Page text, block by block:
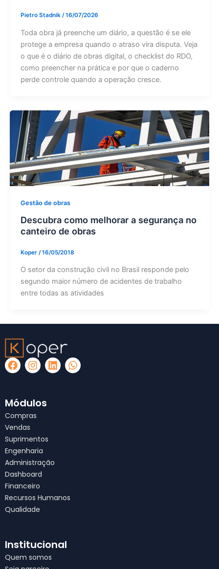
Pietro Stadnik /16/07/2026
Toda obra já preenche um diário, a questão é se ele
protege a empresa quando o atraso vira disputa. Veja
o que é o diário de obras digital, o checklist do RDO,
como preencher na prática e por que o caderno
perde controle quando a operação cresce.
Gestão de obras
Descubra como melhorar a segurança no
canteiro de obras
Koper /16/05/2018
O setor da construção civil no Brasil responde pelo
segundo maior número de acidentes de trabalho
entre todas as atividades
F
a
b
o
k
I
n
a
r
m
L
i
W
h
Módulos
Compras
Vendas
Suprimentos
Engenharia
Administração
Dashboard
Financeiro
Recursos Humanos
Qualidade
Institucional
Quem somos